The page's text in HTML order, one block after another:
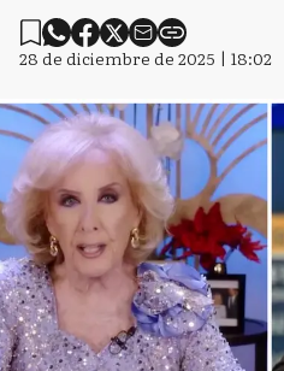
28 de diciembre de 2025 | 18:02